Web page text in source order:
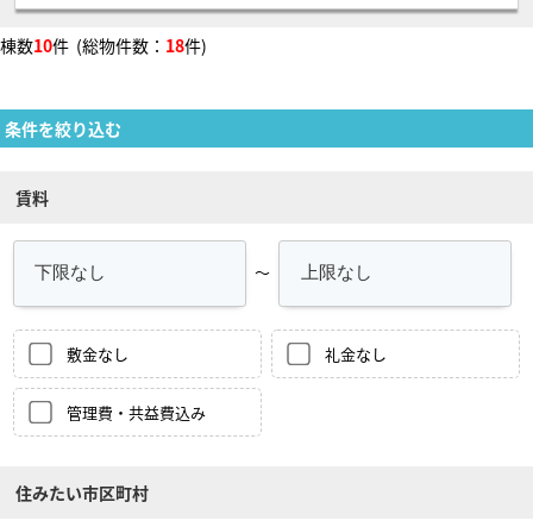
棟数10件 (総物件数： 18件)
条件を絞り込む
賃料
～
敷金なし 礼金なし
管理費・共益費込み
住みたい市区町村